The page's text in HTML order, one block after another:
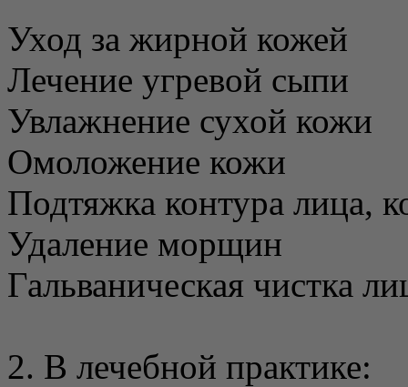
Уход за жирной кожей
Лечение угревой сыпи
Увлажнение сухой кожи
Омоложение кожи
Подтяжка контура лица,
Удаление морщин
Гальваническая чистка
2. В лечебной практике: